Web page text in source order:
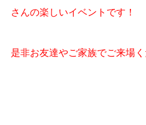
さんの楽しいイベントです！
是非お友達やご家族でご来場く